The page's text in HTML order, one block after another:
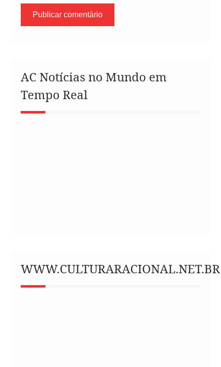
AC Notícias no Mundo em
Tempo Real
WWW.CULTURARACIONAL.NET.BR